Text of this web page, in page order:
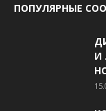
ПОПУЛЯРНЫЕ
И